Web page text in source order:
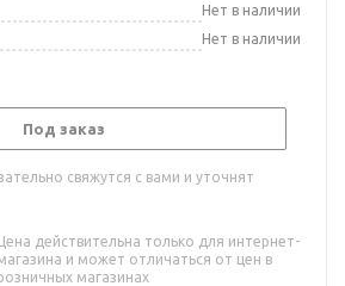
Нет в наличии
Нет в наличии
Под заказ
свяжутся с вами и уточнят
действительна только для интернет-
и может отличаться от цен в
магазинах